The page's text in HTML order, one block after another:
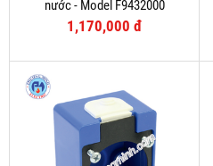
nước - Model F9432000
1,170,000 đ